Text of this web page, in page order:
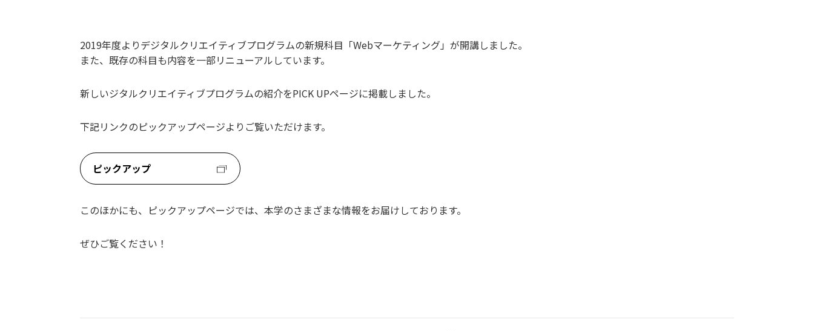
2019年度よりデジタルクリエイティブプログラムの新規科目「Webマーケティング」が開講しました。
また、既存の科目も内容を一部リニューアルしています。
新しいジタルクリエイティブプログラムの紹介をPICK UPページに掲載しました。
下記リンクのピックアップページよりご覧いただけます。
ピックアップ
このほかにも、ピックアップページでは、本学のさまざまな情報をお届けしております。
ぜひご覧ください！